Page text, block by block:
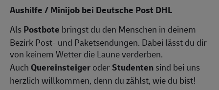
Aushilfe / Minijob bei Deutsche Post DHL
AlsPostbote bringst du den Menschen in deinem
Bezirk Post- und Paketsendungen. Dabei lässt du dir
von keinem Wetter die Laune verderben.
Auch QuereinsteigeroderStudentensind bei uns
herzlich willkommen, denn du zählst, wie du bist!